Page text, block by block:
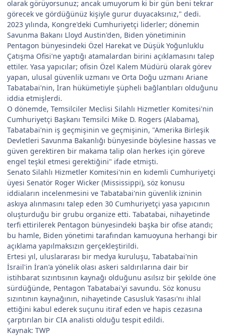
olarak görüyorsunuz; ancak umuyorum ki bir gün beni tekrar
görecek ve gördüğünüz kişiyle gurur duyacaksınız," dedi.
2023 yılında, Kongre'deki Cumhuriyetçi liderler; dönemin
Savunma Bakanı Lloyd Austin'den, Biden yönetiminin
Pentagon bünyesindeki Özel Harekat ve Düşük Yoğunluklu
Çatışma Ofisi'ne yaptığı atamalardan birini açıklamasını talep
ettiler. Yasa yapıcılar; ofisin Özel Kalem Müdürü olarak görev
yapan, ulusal güvenlik uzmanı ve Orta Doğu uzmanı Ariane
Tabatabai'nin, İran hükümetiyle şüpheli bağlantıları olduğunu
iddia etmişlerdi.
O dönemde, Temsilciler Meclisi Silahlı Hizmetler Komitesi'nin
Cumhuriyetçi Başkanı Temsilci Mike D. Rogers (Alabama),
Tabatabai'nin iş geçmişinin ve geçmişinin, "Amerika Birleşik
Devletleri Savunma Bakanlığı bünyesinde böylesine hassas ve
güven gerektiren bir makama talip olan herkes için göreve
engel teşkil etmesi gerektiğini" ifade etmişti.
Senato Silahlı Hizmetler Komitesi'nin en kıdemli Cumhuriyetçi
üyesi Senatör Roger Wicker (Mississippi), söz konusu
iddiaların incelenmesini ve Tabatabai'nin güvenlik izninin
askıya alınmasını talep eden 30 Cumhuriyetçi yasa yapıcının
oluşturduğu bir grubu organize etti. Tabatabai, nihayetinde
terfi ettirilerek Pentagon bünyesindeki başka bir ofise atandı;
bu hamle, Biden yönetimi tarafından kamuoyuna herhangi bir
açıklama yapılmaksızın gerçekleştirildi.
Ertesi yıl, uluslararası bir medya kuruluşu, Tabatabai'nin
İsrail'in İran'a yönelik olası askeri saldırılarına dair bir
istihbarat sızıntısının kaynağı olduğunu asılsız bir şekilde öne
sürdüğünde, Pentagon Tabatabai'yi savundu. Söz konusu
sızıntının kaynağının, nihayetinde Casusluk Yasası'nı ihlal
ettiğini kabul ederek suçunu itiraf eden ve hapis cezasına
çarptırılan bir CIA analisti olduğu tespit edildi.
Kaynak: TWP